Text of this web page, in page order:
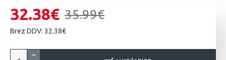
32.38€ 35.99€
Brez DDV: 32.38€